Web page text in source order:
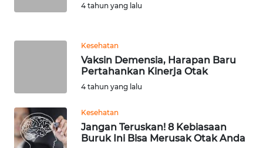
4 tahun yang lalu
Kesehatan
Vaksin Demensia, Harapan Baru
Pertahankan Kinerja Otak
4 tahun yang lalu
Kesehatan
Jangan Teruskan! 8 Kebiasaan
Buruk Ini Bisa Merusak Otak Anda
REDAKSI
Wahana
News
Regional